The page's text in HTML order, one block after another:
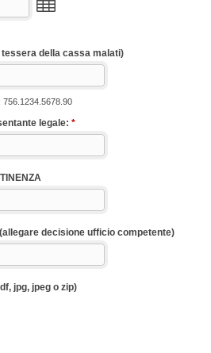
della cassa malati)
756.1234.5678.90
legale: *
decisione ufficio competente)
jpg, jpeg o zip)